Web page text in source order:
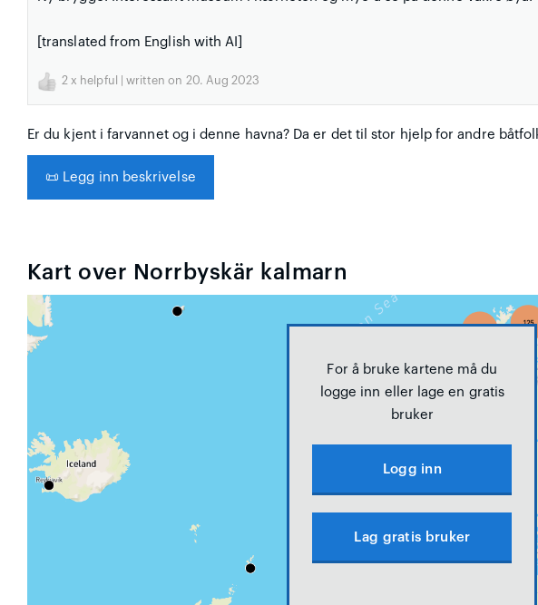
[translated from English with AI]
2 x helpful | written on 20. Aug 2023
Er du kjent i farvannet og i denne havna? Da er det til stor hjelp for andre
📜 Legg inn beskrivelse
Kart over Norrbyskär kalmarn
For å bruke kartene må du
logge inn eller lage en gratis
bruker
Logg inn
Lag gratis bruker